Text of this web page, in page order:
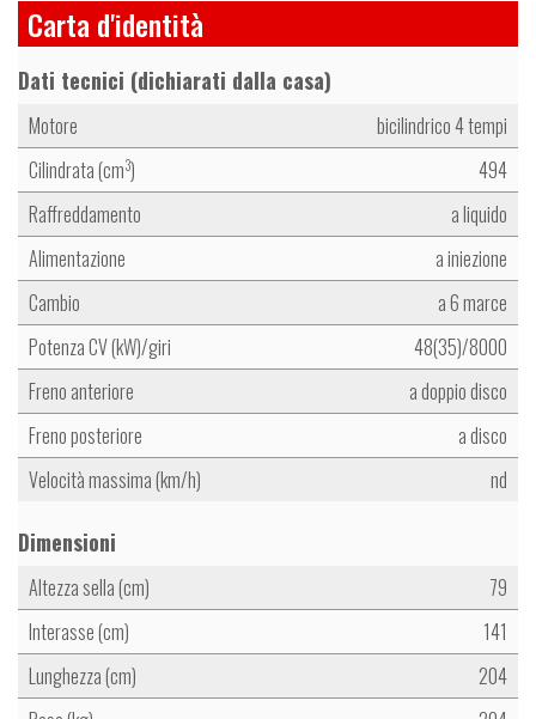
Carta d'identità
Dati tecnici (dichiarati dalla casa)
Motore
bicilindrico 4 tempi
Cilindrata (cm3)
494
Raffreddamento
a liquido
Alimentazione
a iniezione
Cambio
a 6 marce
Potenza CV (kW)/giri
48(35)/8000
Freno anteriore
a doppio disco
Freno posteriore
a disco
Velocità massima (km/h)
nd
Dimensioni
Altezza sella (cm)
79
Interasse (cm)
141
Lunghezza (cm)
204